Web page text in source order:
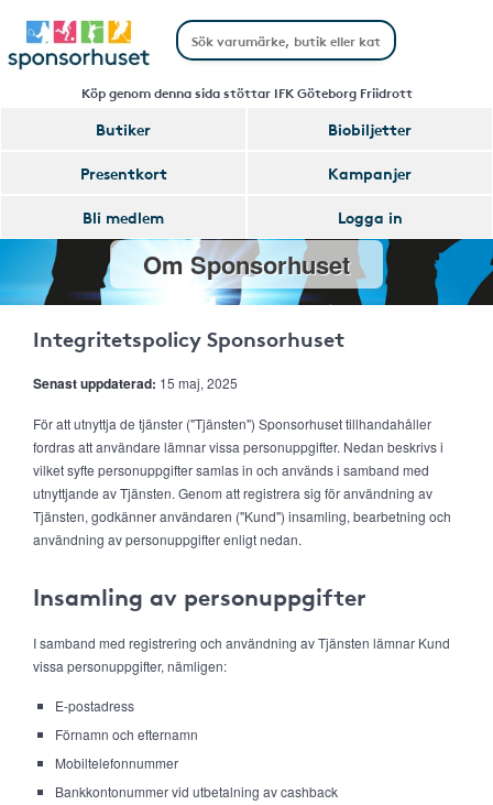
Köp genom denna sida stöttar IFK Göteborg Friidrott
Butiker
Biobiljetter
Presentkort
Kampanjer
Bli medlem
Logga in
Om Sponsorhuset
Integritetspolicy Sponsorhuset
Senast uppdaterad: 15 maj, 2025
För att utnyttja de tjänster ("Tjänsten") Sponsorhuset tillhandahåller
fordras att användare lämnar vissa personuppgifter. Nedan beskrivs i
vilket syfte personuppgifter samlas in och används i samband med
utnyttjande av Tjänsten. Genom att registrera sig för användning av
Tjänsten, godkänner användaren ("Kund") insamling, bearbetning och
användning av personuppgifter enligt nedan.
Insamling av personuppgifter
I samband med registrering och användning av Tjänsten lämnar Kund
vissa personuppgifter, nämligen:
E-postadress
Förnamn och efternamn
Mobiltelefonnummer
Bankkontonummer vid utbetalning av cashback